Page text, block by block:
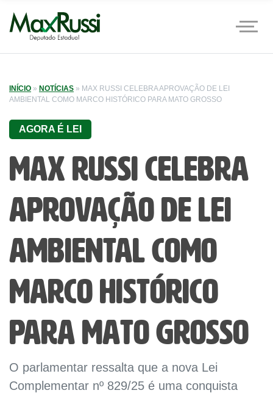
INÍCIO » NOTÍCIAS » MAX RUSSI CELEBRA APROVAÇÃO DE LEI
AMBIENTAL COMO MARCO HISTÓRICO PARA MATO GROSSO
AGORA É LEI
Max Russi celebra
aprovação de lei
ambiental como
marco histórico
para Mato Grosso
O parlamentar ressalta que a nova Lei
Complementar nº 829/25 é uma conquista